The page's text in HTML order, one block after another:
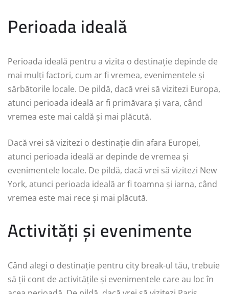
Perioada ideală
Perioada ideală pentru a vizita o destinație depinde de
mai mulți factori, cum ar fi vremea, evenimentele și
sărbătorile locale. De pildă, dacă vrei să vizitezi Europa,
atunci perioada ideală ar fi primăvara și vara, când
vremea este mai caldă și mai plăcută.
Dacă vrei să vizitezi o destinație din afara Europei,
atunci perioada ideală ar depinde de vremea și
evenimentele locale. De pildă, dacă vrei să vizitezi New
York, atunci perioada ideală ar fi toamna și iarna, când
vremea este mai rece și mai plăcută.
Activități și evenimente
Când alegi o destinație pentru city break-ul tău, trebuie
să ții cont de activitățile și evenimentele care au loc în